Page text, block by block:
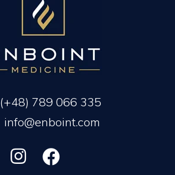
(+48) 789 066 335
info@enboint.com